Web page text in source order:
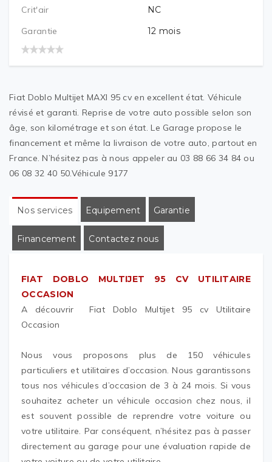
Crit'air
NC
Garantie
12 mois
Fiat Doblo Multijet MAXI 95 cv en excellent état. Véhicule
révisé et garanti. Reprise de votre auto possible selon son
âge, son kilométrage et son état. Le Garage propose le
financement et même la livraison de votre auto, partout en
France. N’hésitez pas à nous appeler au 03 88 66 34 84 ou
06 08 32 40 50.Véhicule 9177
Nos services Equipement Garantie
Financement Contactez nous
FIAT DOBLO MULTIJET 95 CV UTILITAIRE
OCCASION
A découvrir Fiat Doblo Multijet 95 cv Utilitaire
Occasion
Nous vous proposons plus de 150 véhicules
particuliers et utilitaires d’occasion. Nous garantissons
tous nos véhicules d’occasion de 3 à 24 mois. Si vous
souhaitez acheter un véhicule occasion chez nous, il
est souvent possible de reprendre votre voiture ou
votre utilitaire. Par conséquent, n’hésitez pas à passer
directement au garage pour une évaluation rapide de